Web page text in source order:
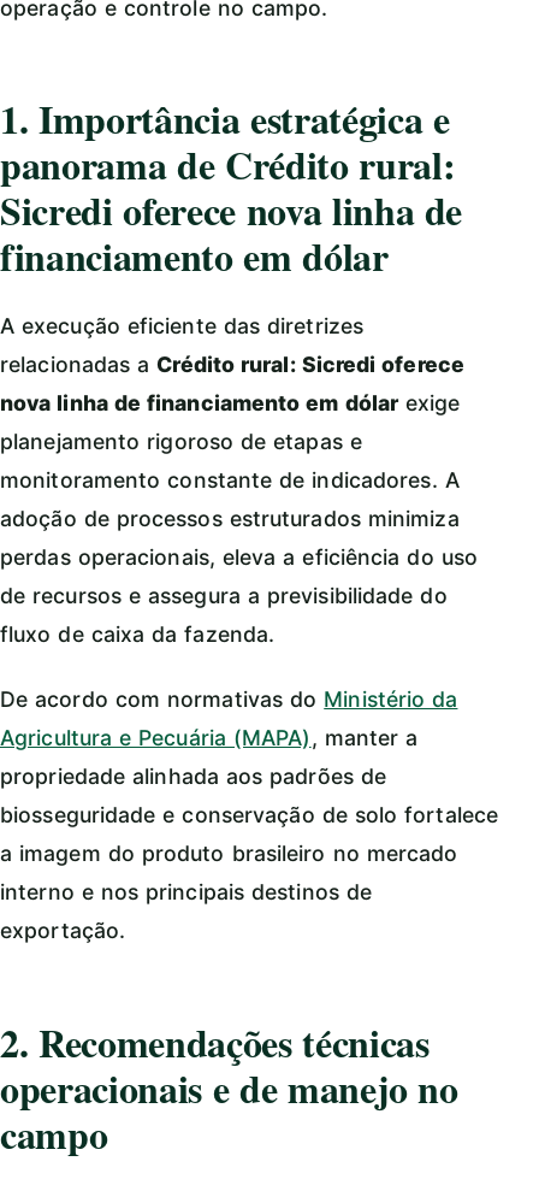
operação e controle no campo.
1. Importância estratégica e
panorama de Crédito rural:
Sicredi oferece nova linha de
financiamento em dólar
A execução eficiente das diretrizes
relacionadas aCrédito rural: Sicredi oferece
nova linha de financiamento em dólarexige
planejamento rigoroso de etapas e
monitoramento constante de indicadores. A
adoção de processos estruturados minimiza
perdas operacionais, eleva a eficiência do uso
de recursos e assegura a previsibilidade do
fluxo de caixa da fazenda.
De acordo com normativas do Ministério da
Agricultura e Pecuária (MAPA), manter a
propriedade alinhada aos padrões de
biosseguridade e conservação de solo fortalece
a imagem do produto brasileiro no mercado
interno e nos principais destinos de
exportação.
2. Recomendações técnicas
operacionais e de manejo no
campo